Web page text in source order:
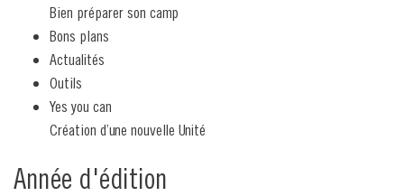
Bien préparer son camp
Bons plans
Actualités
Outils
Yes you can
Création d’une nouvelle Unité
Année d'édition